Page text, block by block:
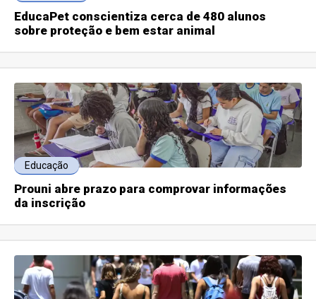
EducaPet conscientiza cerca de 480 alunos
sobre proteção e bem estar animal
Educação
Prouni abre prazo para comprovar informações
da inscrição